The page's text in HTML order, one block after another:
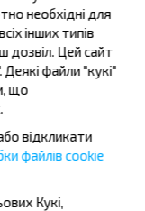
Березовичи
Ранок
10
+20°C
необхідні для
інших типів
дозвіл. Цей сайт
Деякі файли "кукі"
що
відкликати
файлів cookie
Кукі,